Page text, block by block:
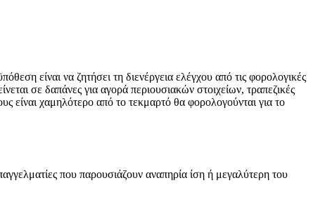
είναι να ζητήσει τη διενέργεια ελέγχου από τις φορολογικές
σε δαπάνες για αγορά περιουσιακών στοιχείων, τραπεζικές
είναι χαμηλότερο από το τεκμαρτό θα φορολογούνται για το
που παρουσιάζουν αναπηρία ίση ή μεγαλύτερη του